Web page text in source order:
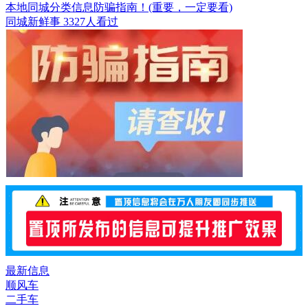
本地同城分类信息防骗指南！(重要，一定要看)
同城新鲜事 3327人看过
最新信息
顺风车
二手车